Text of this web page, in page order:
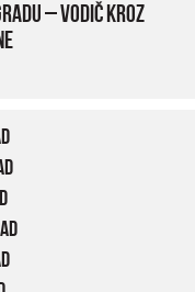
– vodič kroz